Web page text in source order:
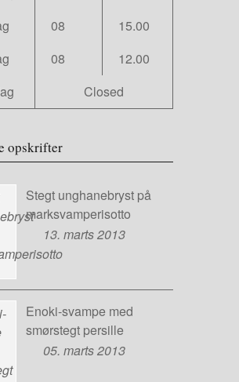
08
15.00
08
12.00
Closed
opskrifter
Stegt unghanebryst på
marksvamperisotto
13. marts 2013
Enoki-svampe med
smørstegt persille
05. marts 2013